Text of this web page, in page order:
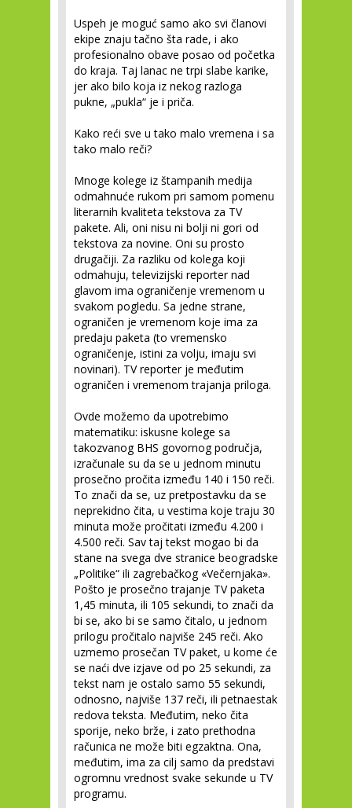
Uspeh je moguć samo ako svi članovi
ekipe znaju tačno šta rade, i ako
profesionalno obave posao od početka
do kraja. Taj lanac ne trpi slabe karike,
jer ako bilo koja iz nekog razloga
pukne, „pukla“ je i priča.
Kako reći sve u tako malo vremena i sa
tako malo reči?
Mnoge kolege iz štampanih medija
odmahnuće rukom pri samom pomenu
literarnih kvaliteta tekstova za TV
pakete. Ali, oni nisu ni bolji ni gori od
tekstova za novine. Oni su prosto
drugačiji. Za razliku od kolega koji
odmahuju, televizijski reporter nad
glavom ima ograničenje vremenom u
svakom pogledu. Sa jedne strane,
ograničen je vremenom koje ima za
predaju paketa (to vremensko
ograničenje, istini za volju, imaju svi
novinari). TV reporter je međutim
ograničen i vremenom trajanja priloga.
Ovde možemo da upotrebimo
matematiku: iskusne kolege sa
takozvanog BHS govornog područja,
izračunale su da se u jednom minutu
prosečno pročita između 140 i 150 reči.
To znači da se, uz pretpostavku da se
neprekidno čita, u vestima koje traju 30
minuta može pročitati između 4.200 i
4.500 reči. Sav taj tekst mogao bi da
stane na svega dve stranice beogradske
„Politike“ ili zagrebačkog «Večernjaka».
Pošto je prosečno trajanje TV paketa
1,45 minuta, ili 105 sekundi, to znači da
bi se, ako bi se samo čitalo, u jednom
prilogu pročitalo najviše 245 reči. Ako
uzmemo prosečan TV paket, u kome će
se naći dve izjave od po 25 sekundi, za
tekst nam je ostalo samo 55 sekundi,
odnosno, najviše 137 reči, ili petnaestak
redova teksta. Međutim, neko čita
sporije, neko brže, i zato prethodna
računica ne može biti egzaktna. Ona,
međutim, ima za cilj samo da predstavi
ogromnu vrednost svake sekunde u TV
programu.